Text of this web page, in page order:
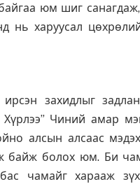
юм шиг
нь харуусал
ирсэн захидлыг
Чиний амар
алсын алсаас
байж болох юм. Би
чамайг харааж